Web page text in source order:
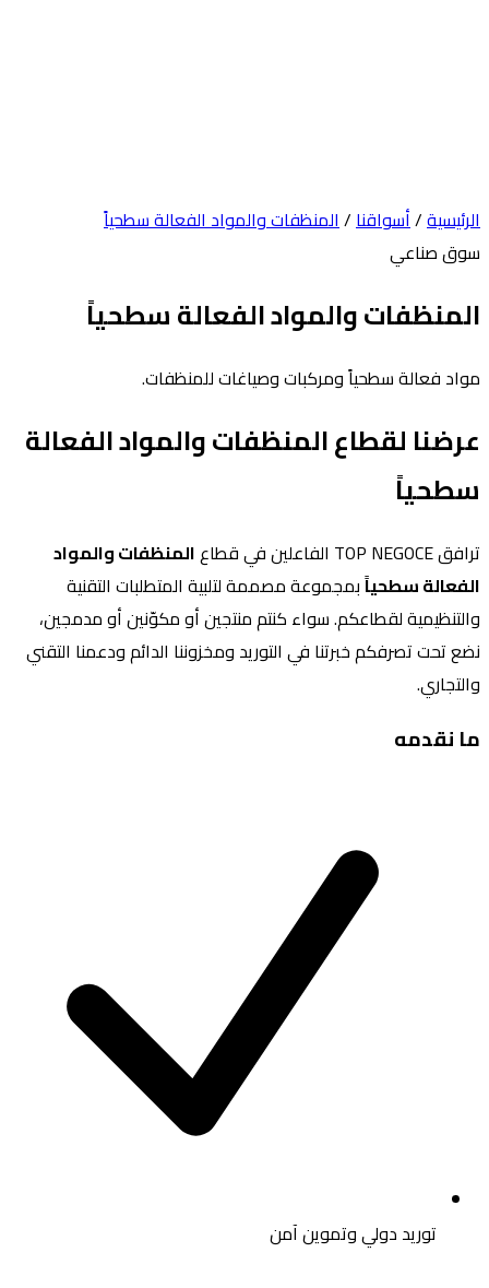
الرئيسية/ أسواقنا/ المنظفات والمواد الفعالة سطحياً
سوق صناعي
المنظفات والمواد الفعالة سطحياً
مواد فعالة سطحياً ومركبات وصياغات للمنظفات.
عرضنا لقطاع المنظفات والمواد الفعالة
سطحياً
ترافق TOP NEGOCE الفاعلين في قطاع
المنظفات والمواد
الفعالة سطحياًبمجموعة مصممة لتلبية المتطلبات التقنية
والتنظيمية لقطاعكم. سواء كنتم منتجين أو مكوّنين أو مدمجين،
نضع تحت تصرفكم خبرتنا في التوريد ومخزوننا الدائم ودعمنا التقني
والتجاري.
ما نقدمه
توريد دولي وتموين آمن